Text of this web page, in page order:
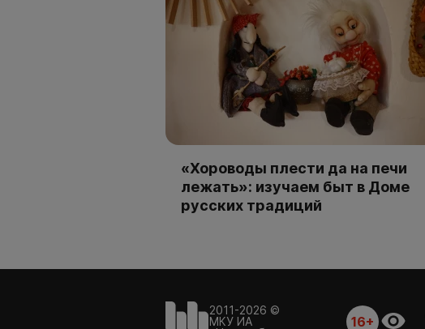
«Хороводы плести да на печи
лежать»: изучаем быт в Доме
русских традиций
2011-2026 ©
МКУ ИА
16+